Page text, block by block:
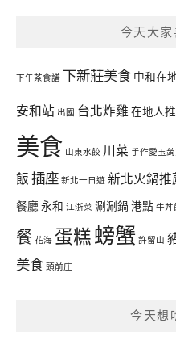
今天大家
下午茶食譜 下新莊美食 中和在
安和站 出國 台北炸雞 在地人
美食 山東水餃 川菜 手作愛玉
飯 插座 新北一日遊 新北火鍋推
餐廳 永和 江浙菜 涮涮鍋 港點 牛丼
餐 花海 蛋糕 螃蟹 許留山
美食 頭前庄
今天想